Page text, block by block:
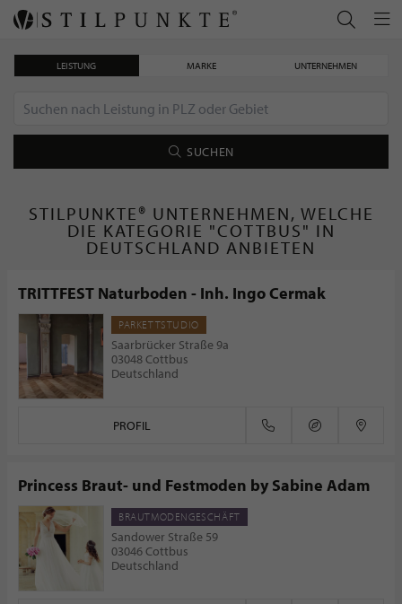
LEISTUNG MARKE UNTERNEHMEN
SUCHEN
STILPUNKTE® UNTERNEHMEN, WELCHE
DIE KATEGORIE "COTTBUS" IN
DEUTSCHLAND ANBIETEN
TRITTFEST Naturboden - Inh. Ingo Cermak
PARKETTSTUDIO
Saarbrücker Straße 9a
03048 Cottbus
Deutschland
PROFIL
Princess Braut- und Festmoden by Sabine Adam
BRAUTMODENGESCHÄFT
Sandower Straße 59
03046 Cottbus
Deutschland